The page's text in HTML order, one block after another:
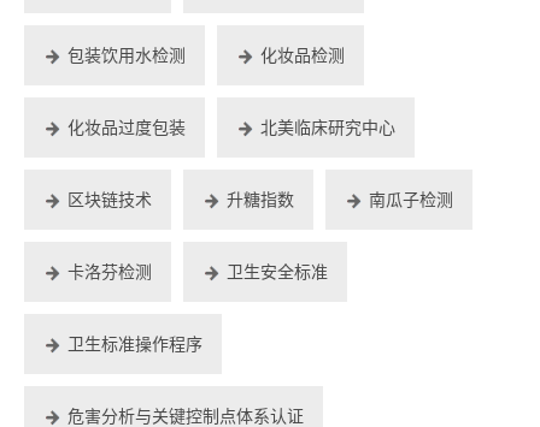
包装饮用水检测 化妆品检测
化妆品过度包装 北美临床研究中心
区块链技术 升糖指数 南瓜子检测
卡洛芬检测 卫生安全标准
卫生标准操作程序
危害分析与关键控制点体系认证